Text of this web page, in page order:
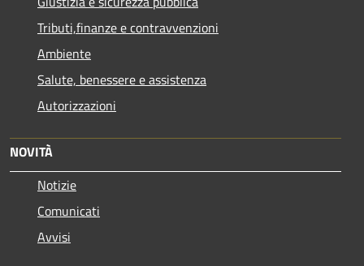
Tributi,finanze e contravvenzioni
Ambiente
Salute, benessere e assistenza
Autorizzazioni
NOVITÀ
Notizie
Comunicati
Avvisi